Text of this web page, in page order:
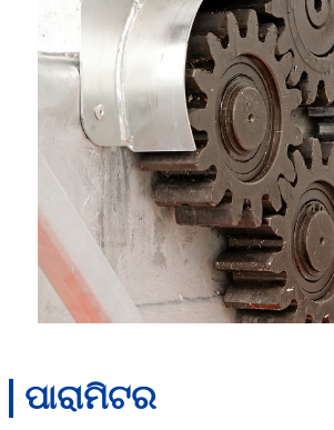
ପାରାମିଟର